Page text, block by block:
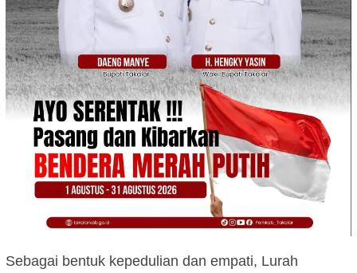
Sebagai bentuk kepedulian dan empati, Lurah